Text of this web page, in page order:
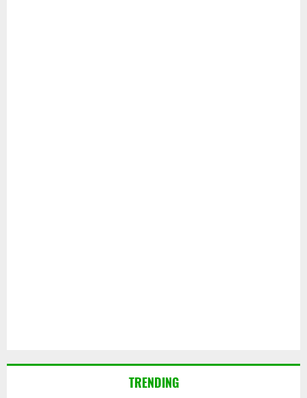
TRENDING